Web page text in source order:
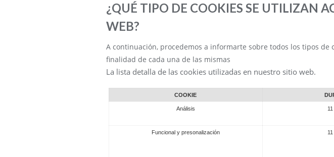
¿QUÉ TIPO DE COOKIES SE UTILIZAN
WEB?
A continuación, procedemos a informarte sobre todos los tipos
finalidad de cada una de las mismas
La lista detalla de las cookies utilizadas en nuestro sitio web.
COOKIE
Análisis
Funcional y presonalización